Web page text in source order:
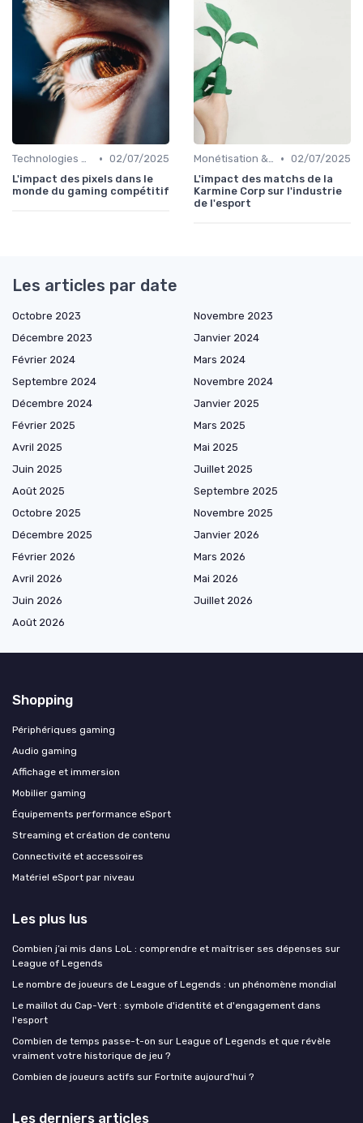
Technologies & Infrastructures • 02/07/2025
L'impact des pixels dans le
monde du gaming compétitif
Monétisation & Sponsoring • 02/07/2025
L'impact des matchs de la
Karmine Corp sur l'industrie
de l'esport
Les articles par date
Octobre 2023
Novembre 2023
Décembre 2023
Janvier 2024
Février 2024
Mars 2024
Septembre 2024
Novembre 2024
Décembre 2024
Janvier 2025
Février 2025
Mars 2025
Avril 2025
Mai 2025
Juin 2025
Juillet 2025
Août 2025
Septembre 2025
Octobre 2025
Novembre 2025
Décembre 2025
Janvier 2026
Février 2026
Mars 2026
Avril 2026
Mai 2026
Juin 2026
Juillet 2026
Août 2026
Shopping
Périphériques gaming
Audio gaming
Affichage et immersion
Mobilier gaming
Équipements performance eSport
Streaming et création de contenu
Connectivité et accessoires
Matériel eSport par niveau
Les plus lus
Combien j’ai mis dans LoL : comprendre et maîtriser ses dépenses sur
League of Legends
Le nombre de joueurs de League of Legends : un phénomène mondial
Le maillot du Cap-Vert : symbole d'identité et d'engagement dans
l'esport
Combien de temps passe-t-on sur League of Legends et que révèle
vraiment votre historique de jeu ?
Combien de joueurs actifs sur Fortnite aujourd'hui ?
Les derniers articles